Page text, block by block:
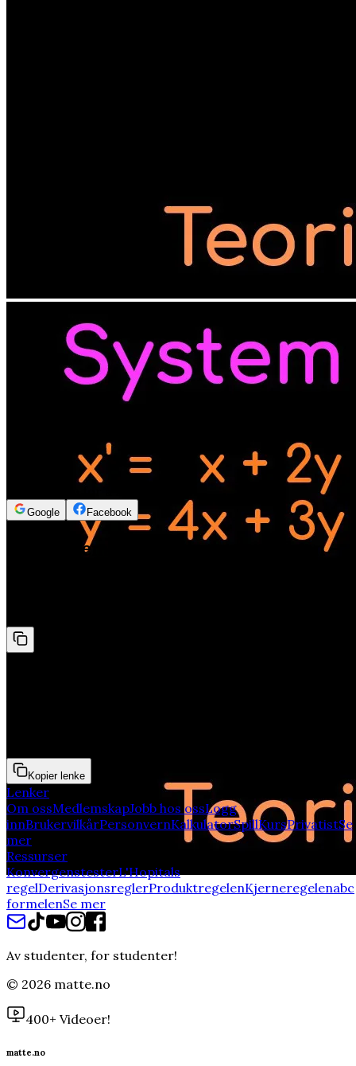
Google Facebook
11 - System av difflikninger - Egen -
Kopier lenke
Lenker
Om ossMedlemskapJobb hos ossLogg
innBrukervilkårPersonvernKalkulatorSpillKursPrivatistSe
mer
Ressurser
KonvergenstesterL'Hopitals
regelDerivasjonsreglerProduktregelenKjerneregelenabc
formelenSe mer
Av studenter, for studenter!
© 2026 matte.no
400+ Videoer!
matte.no